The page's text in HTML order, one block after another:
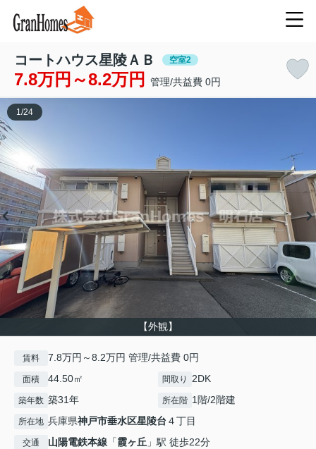
コートハウス星陵ＡＢ 空室2
7.8万円～8.2万円 管理/共益費 0円
【外観】
1 /24
賃料 7.8万円～8.2万円 管理/共益費 0円
面積 44.50㎡ 間取り 2DK
築年数 築31年 所在階 1階/2階建
所在地 兵庫県神戸市垂水区星陵台 ４丁目
交通 山陽電鉄本線 「霞ヶ丘 」駅 徒歩22分